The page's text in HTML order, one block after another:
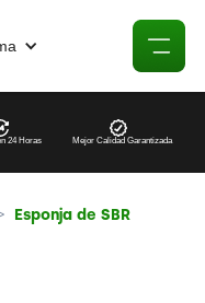
24 Horas Mejor Calidad Garantizada
Esponja de SBR